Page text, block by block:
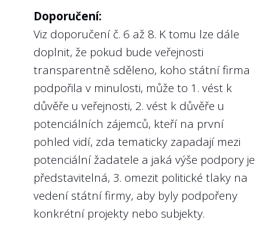
vlastníka, ergo u státních firmem
prodlouženou rukou veřejnosti. V
doporučeních Světové banky nebo OECD je
na kompetence a adekvátní podmínky pro
výkon funkce členů kontrolních orgánů
státních firem kladen značný důraz.
Na webu Transparentní Česko odměny
členů dozorčích rad na rozdíl od odměn
managementu zveřejňujeme. Chceme však
především poukázat na fakt, že z našeho
pohledu by při zvýšených nárocích na členy
kontrolních orgánů měly být adekvátně
zvýšeny i jejich odměny. Členství v
Doporučení:
Viz doporučení č. 6 až 8. K tomu lze dále
doplnit, že pokud bude veřejnosti
transparentně sděleno, koho státní firma
podpořila v minulosti, může to 1. vést k
důvěře u veřejnosti, 2. vést k důvěře u
potenciálních zájemců, kteří na první
pohled vidí, zda tematicky zapadají mezi
potenciální žadatele a jaká výše podpory je
představitelná, 3. omezit politické tlaky na
vedení státní firmy, aby byly podpořeny
konkrétní projekty nebo subjekty.